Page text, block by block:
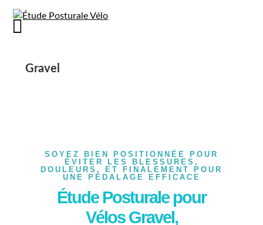
Gravel
SOYEZ BIEN POSITIONNÉE POUR
ÉVITER LES BLESSURES,
DOULEURS, ET FINALEMENT POUR
UNE PÉDALAGE EFFICACE
Étude Posturale pour
Vélos Gravel,